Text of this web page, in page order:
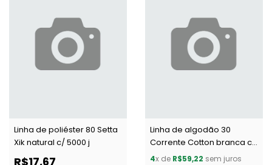
Linha de poliéster 80 Setta
Xik natural c/ 5000 j
R$17,67
Linha de algodão 30
Corrente Cotton branca c/
5000 m
4x de R$59,22 sem juros